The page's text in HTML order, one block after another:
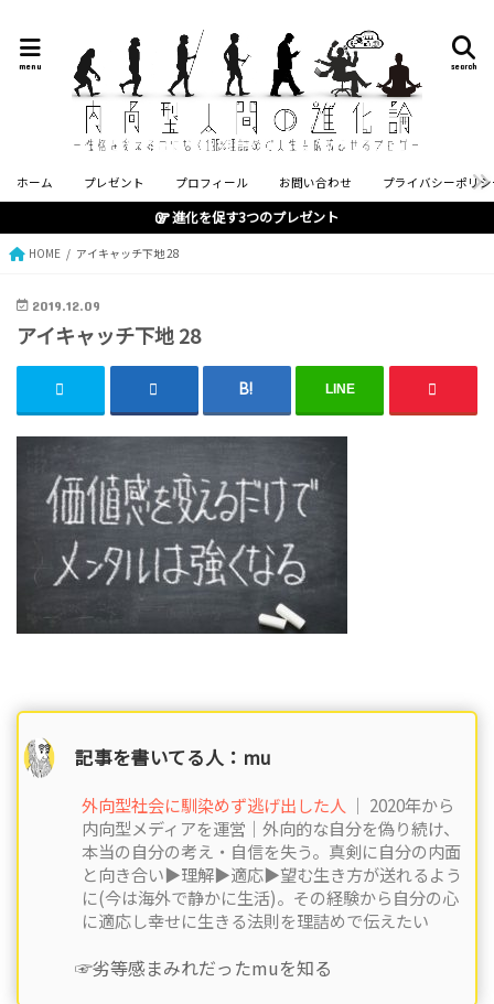
search
menu
ホーム プレゼント プロフィール お問い合わせ プライバシーポリ
進化を促す3つのプレゼント
HOME アイキャッチ下地 28
2019.12.09
アイキャッチ下地 28
LINE
記事を書いてる人：mu
外向型社会に馴染めず逃げ出した人 ｜ 2020年から
内向型メディアを運営｜外向的な自分を偽り続け、
本当の自分の考え・自信を失う。真剣に自分の内面
と向き合い▶︎理解▶︎適応▶︎望む生き方が送れるよう
に(今は海外で静かに生活)。その経験から自分の心
に適応し幸せに生きる法則を理詰めで伝えたい
☞劣等感まみれだったmuを知る